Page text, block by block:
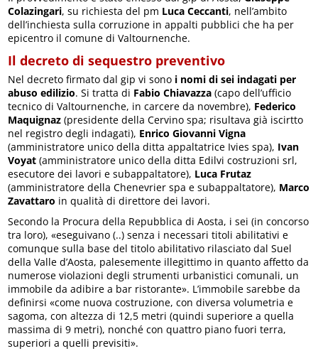
Colazingari, su richiesta del pm Luca Ceccanti, nell’ambito
dell’inchiesta sulla corruzione in appalti pubblici che ha per
epicentro il comune di Valtournenche.
Il decreto di sequestro preventivo
Nel decreto firmato dal gip vi sono i nomi di sei indagati per
abuso edilizio. Si tratta di Fabio Chiavazza (capo dell’ufficio
tecnico di Valtournenche, in carcere da novembre), Federico
Maquignaz (presidente della Cervino spa; risultava già iscirtto
nel registro degli indagati), Enrico Giovanni Vigna
(amministratore unico della ditta appaltatrice Ivies spa), Ivan
Voyat (amministratore unico della ditta Edilvi costruzioni srl,
esecutore dei lavori e subappaltatore), Luca Frutaz
(amministratore della Chenevrier spa e subappaltatore), Marco
Zavattaro in qualità di direttore dei lavori.
Secondo la Procura della Repubblica di Aosta, i sei (in concorso
tra loro), «eseguivano (..) senza i necessari titoli abilitativi e
comunque sulla base del titolo abilitativo rilasciato dal Suel
della Valle d’Aosta, palesemente illegittimo in quanto affetto da
numerose violazioni degli strumenti urbanistici comunali, un
immobile da adibire a bar ristorante». L’immobile sarebbe da
definirsi «come nuova costruzione, con diversa volumetria e
sagoma, con altezza di 12,5 metri (quindi superiore a quella
massima di 9 metri), nonché con quattro piano fuori terra,
superiori a quelli previsiti».